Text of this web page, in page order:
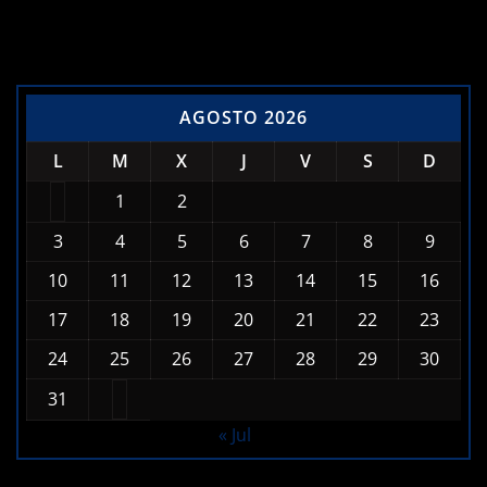
AGOSTO 2026
L
M X J V S
D
1
2
3
4 5 6 7 8
9
10
11 12 13 14 15
16
17
27